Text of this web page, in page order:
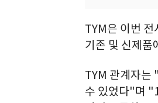
TYM은 이번
기존 및 신제품
TYM 관계자는
수 있었다"며